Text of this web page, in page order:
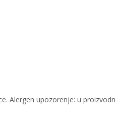
Alergen upozorenje: u